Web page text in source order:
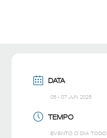
DATA
05 - 07 JUN 2025
TEMPO
EVENTO O DIA TODO